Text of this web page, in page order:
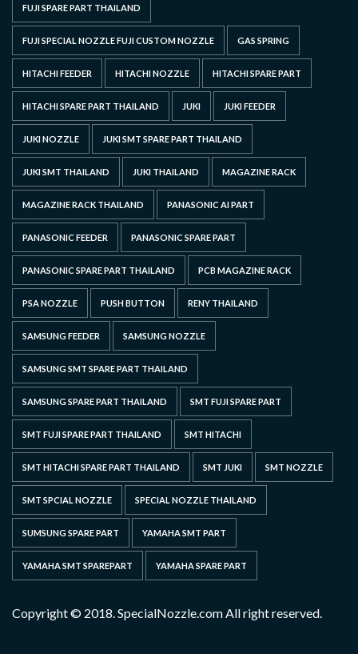
FUJI SPARE PART THAILAND
FUJI SPECIAL NOZZLE FUJI CUSTOM NOZZLE GAS SPRING
HITACHI FEEDER HITACHI NOZZLE HITACHI SPARE PART
HITACHI SPARE PART THAILAND JUKI JUKI FEEDER
JUKI NOZZLE JUKI SMT SPARE PART THAILAND
JUKI SMT THAILAND JUKI THAILAND MAGAZINE RACK
MAGAZINE RACK THAILAND PANASONIC AI PART
PANASONIC FEEDER PANASONIC SPARE PART
PANASONIC SPARE PART THAILAND PCB MAGAZINE RACK
PSA NOZZLE PUSH BUTTON RENY THAILAND
SAMSUNG FEEDER SAMSUNG NOZZLE
SAMSUNG SMT SPARE PART THAILAND
SAMSUNG SPARE PART THAILAND SMT FUJI SPARE PART
SMT FUJI SPARE PART THAILAND SMT HITACHI
SMT HITACHI SPARE PART THAILAND SMT JUKI SMT NOZZLE
SMT SPCIAL NOZZLE SPECIAL NOZZLE THAILAND
SUMSUNG SPARE PART YAMAHA SMT PART
YAMAHA SMT SPAREPART YAMAHA SPARE PART
Copyright © 2018. SpecialNozzle.com All right reserved.